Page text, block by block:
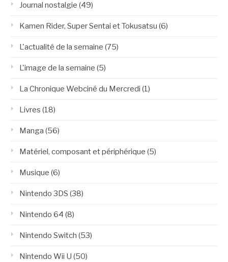
Journal nostalgie (49)
Kamen Rider, Super Sentai et Tokusatsu (6)
L'actualité de la semaine (75)
L'image de la semaine (5)
La Chronique Webciné du Mercredi (1)
Livres (18)
Manga (56)
Matériel, composant et périphérique (5)
Musique (6)
Nintendo 3DS (38)
Nintendo 64 (8)
Nintendo Switch (53)
Nintendo Wii U (50)